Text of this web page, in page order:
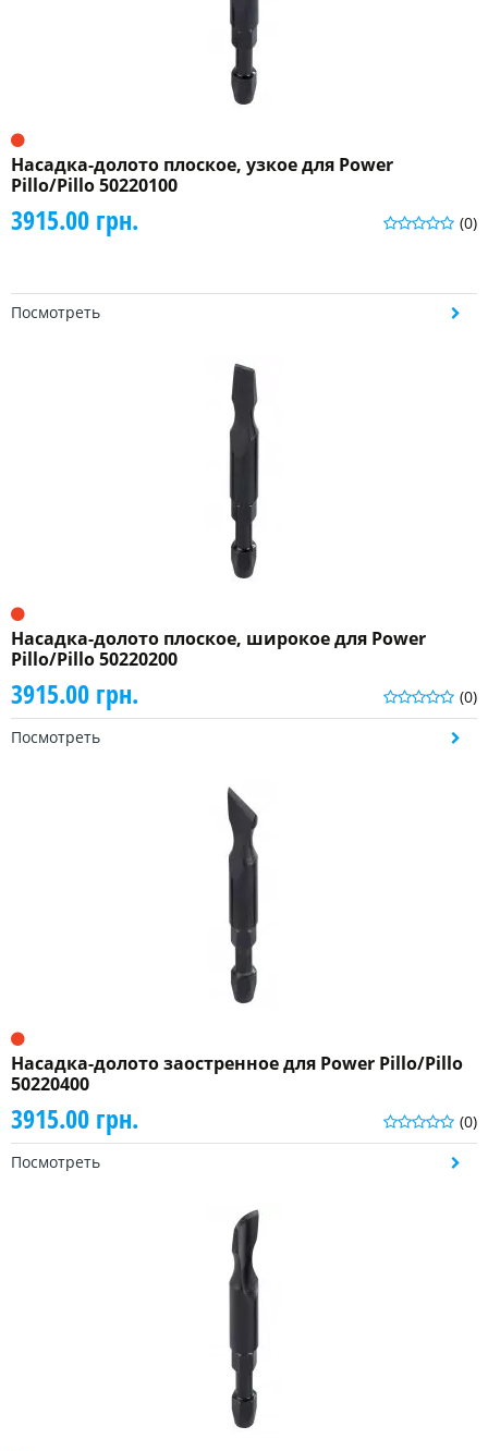
Насадка-долото плоское, узкое для Power
Pillo/Pillo 50220100
(0)
3915.00 грн.
Посмотреть
Насадка-долото плоское, широкое для Power
Pillo/Pillo 50220200
(0)
3915.00 грн.
Посмотреть
Насадка-долото заостренное для Power Pillo/Pillo
50220400
(0)
3915.00 грн.
Посмотреть